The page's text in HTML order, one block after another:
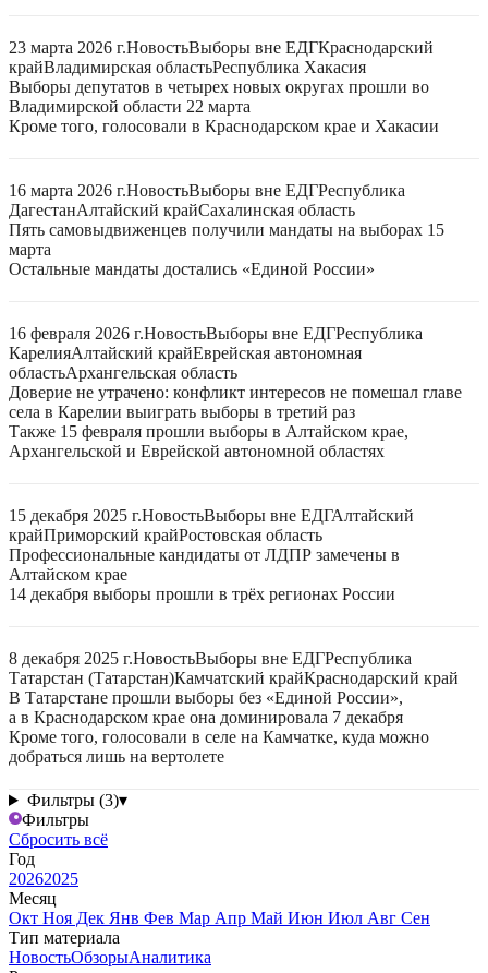
23 марта 2026 г.НовостьВыборы вне ЕДГКраснодарский
крайВладимирская областьРеспублика Хакасия
Выборы депутатов в четырех новых округах прошли во
Владимирской области 22 марта
Кроме того, голосовали в Краснодарском крае и Хакасии
16 марта 2026 г.НовостьВыборы вне ЕДГРеспублика
ДагестанАлтайский крайСахалинская область
Пять самовыдвиженцев получили мандаты на выборах 15
марта
Остальные мандаты достались «Единой России»
16 февраля 2026 г.НовостьВыборы вне ЕДГРеспублика
КарелияАлтайский крайЕврейская автономная
областьАрхангельская область
Доверие не утрачено: конфликт интересов не помешал главе
села в Карелии выиграть выборы в третий раз
Также 15 февраля прошли выборы в Алтайском крае,
Архангельской и Еврейской автономной областях
15 декабря 2025 г.НовостьВыборы вне ЕДГАлтайский
крайПриморский крайРостовская область
Профессиональные кандидаты от ЛДПР замечены в
Алтайском крае
14 декабря выборы прошли в трёх регионах России
8 декабря 2025 г.НовостьВыборы вне ЕДГРеспублика
Татарстан (Татарстан)Камчатский крайКраснодарский край
В Татарстане прошли выборы без «Единой России»,
а в Краснодарском крае она доминировала 7 декабря
Кроме того, голосовали в селе на Камчатке, куда можно
добраться лишь на вертолете
Фильтры (3)▾
Фильтры
Сбросить всё
Год
20262025
Месяц
Окт Ноя Дек Янв Фев Мар Апр Май Июн Июл Авг Сен
Тип материала
НовостьОбзорыАналитика